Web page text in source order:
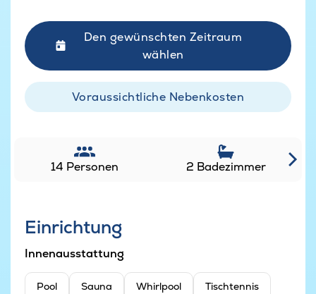
Den gewünschten Zeitraum
wählen
Voraussichtliche Nebenkosten
14 Personen 2 Badezimmer
Einrichtung
Innenausstattung
Pool Sauna Whirlpool Tischtennis